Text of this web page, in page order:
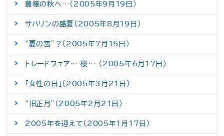
豊穣の秋へ…（2005年9月19日）
サハリンの盛夏（2005年8月19日）
“夏の雪”？（2005年7月15日）
トレードフェア… 桜… （2005年6月17日）
「女性の日」（2005年3月21日）
“旧正月”（2005年2月21日）
2005年を迎えて（2005年1月17日）